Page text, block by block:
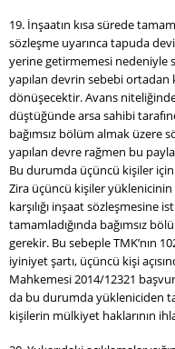
19. İnşaatın kısa sürede
sözleşme uyarınca tapuda
yerine getirmemesi nedeniyle
yapılan devrin sebebi ortadan
dönüşecektir. Avans
düştüğünde arsa sahibi
bağımsız bölüm almak üzere
yapılan devre rağmen bu
Bu durumda üçüncü kişiler için
Zira üçüncü kişiler
karşılığı inşaat sözleşmesine
tamamladığında bağımsız
gerekir. Bu sebeple TMK’nın
iyiniyet şartı, üçüncü kişi
Mahkemesi 2014/12321
da bu durumda yükleniciden
kişilerin mülkiyet haklarının